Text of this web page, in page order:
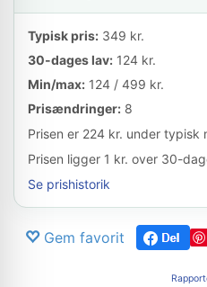
Typisk pris: 349 kr.
30-dages lav: 124 kr.
Min/max: 124 / 499 kr.
Prisændringer: 8
Prisen er 224 kr. under typisk
Prisen ligger 1 kr. over 30-
Se prishistorik
Gem favorit